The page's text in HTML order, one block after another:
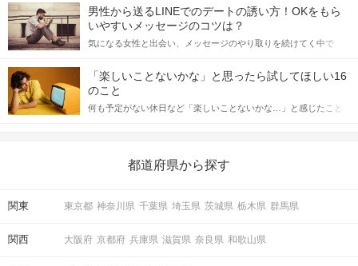
てアプローチできるかにも左右されます。 これから恋人作りを本
格的に始めようとしている方は、女性が異性を求めて出すサイン
をしっかりと理解し、正しい行動に移せるかどうかが重要。 この
記事では、女性が話しかけて欲しい時に出すサインとその心理を
合にどのような行動に繋げるべきかをご紹介していきます。
男性から送るLINEでのデートの誘い方！OKをもら
いやすいメッセージのコツは？
気になる女性と出会い、メッセージのやり取りを続けてく中で
しかし、中には「どう誘ったらいいの？」とお困りの男性もいら
っしゃるのではないでしょうか。 そこで今回は、男性から女性へ
送るLINEでのデートの誘い方のコツをご紹介します。例文も混じ
えながら解説するので、ぜひ参考にしてください。
「楽しいことないかな」と思ったら試してほしい16
のこと
何も予定がない休日など「楽しいことないかな…」と感じたこと
の楽しいことアイデアを集めました♪ いままさに楽しいことを探し
都道府県から探す
関東 東京都 神奈川県 千葉県 埼玉県 茨城県 栃木県 群馬県
関西 大阪府 京都府 兵庫県 滋賀県 奈良県 和歌山県